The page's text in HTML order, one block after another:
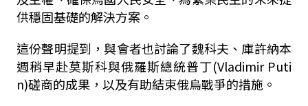
供穩固基礎的解決方案。
這份聲明提到，與會者也討論了魏科夫、庫許納本
週稍早赴莫斯科與俄羅斯總統普丁(Vladimir Puti
n)磋商的成果，以及有助結束俄烏戰爭的措施。